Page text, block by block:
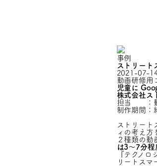
事例
ストリート
2021-07-
動画 研修用
児童に
株式会社ス
担当 ：動
制作期間：
ストリー
ィの考え方
２種類の動
は3～7分程
『テクノ
リートスマ